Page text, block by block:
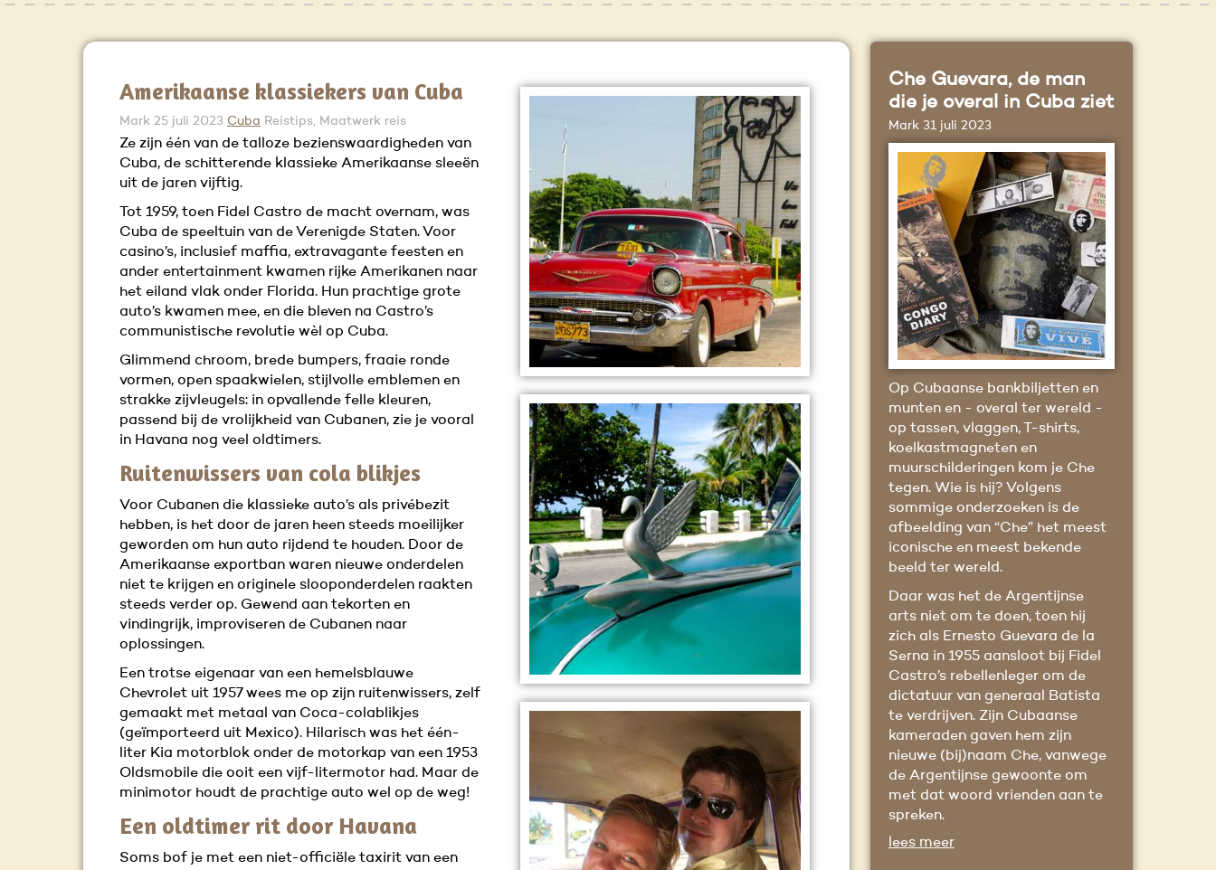
Amerikaanse klassiekers van Cuba
Mark 25 juli 2023 Cuba Reistips, Maatwerk reis
Ze zijn één van de talloze bezienswaardigheden van
Cuba, de schitterende klassieke Amerikaanse sleeën
uit de jaren vijftig.
Tot 1959, toen Fidel Castro de macht overnam, was
Cuba de speeltuin van de Verenigde Staten. Voor
casino’s, inclusief maffia, extravagante feesten en
ander entertainment kwamen rijke Amerikanen naar
het eiland vlak onder Florida. Hun prachtige grote
auto’s kwamen mee, en die bleven na Castro’s
communistische revolutie wèl op Cuba.
Glimmend chroom, brede bumpers, fraaie ronde
vormen, open spaakwielen, stijlvolle emblemen en
strakke zijvleugels: in opvallende felle kleuren,
passend bij de vrolijkheid van Cubanen, zie je vooral
in Havana nog veel oldtimers.
Ruitenwissers van cola blikjes
Voor Cubanen die klassieke auto’s als privébezit
hebben, is het door de jaren heen steeds moeilijker
geworden om hun auto rijdend te houden. Door de
Amerikaanse exportban waren nieuwe onderdelen
niet te krijgen en originele slooponderdelen raakten
steeds verder op. Gewend aan tekorten en
vindingrijk, improviseren de Cubanen naar
oplossingen.
Een trotse eigenaar van een hemelsblauwe
Chevrolet uit 1957 wees me op zijn ruitenwissers, zelf
gemaakt met metaal van Coca-colablikjes
(geïmporteerd uit Mexico). Hilarisch was het één-
liter Kia motorblok onder de motorkap van een 1953
Oldsmobile die ooit een vijf-litermotor had. Maar de
minimotor houdt de prachtige auto wel op de weg!
Een oldtimer rit door Havana
Soms bof je met een niet-officiële taxirit van een
Che Guevara, de man
die je overal in Cuba ziet
Mark 31 juli 2023
Op Cubaanse bankbiljetten en
munten en - overal ter wereld -
op tassen, vlaggen, T-shirts,
koelkastmagneten en
muurschilderingen kom je Che
tegen. Wie is hij? Volgens
sommige onderzoeken is de
afbeelding van “Che” het meest
iconische en meest bekende
beeld ter wereld.
Daar was het de Argentijnse
arts niet om te doen, toen hij
zich als Ernesto Guevara de la
Serna in 1955 aansloot bij Fidel
Castro’s rebellenleger om de
dictatuur van generaal Batista
te verdrijven. Zijn Cubaanse
kameraden gaven hem zijn
nieuwe (bij)naam Che, vanwege
de Argentijnse gewoonte om
met dat woord vrienden aan te
spreken.
lees meer